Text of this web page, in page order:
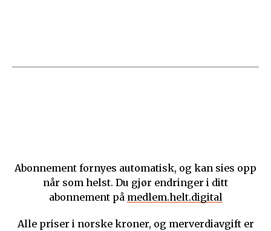
Abonnement fornyes automatisk, og kan sies opp
når som helst. Du gjør endringer i ditt
abonnement på medlem.helt.digital
Alle priser i norske kroner, og merverdiavgift er